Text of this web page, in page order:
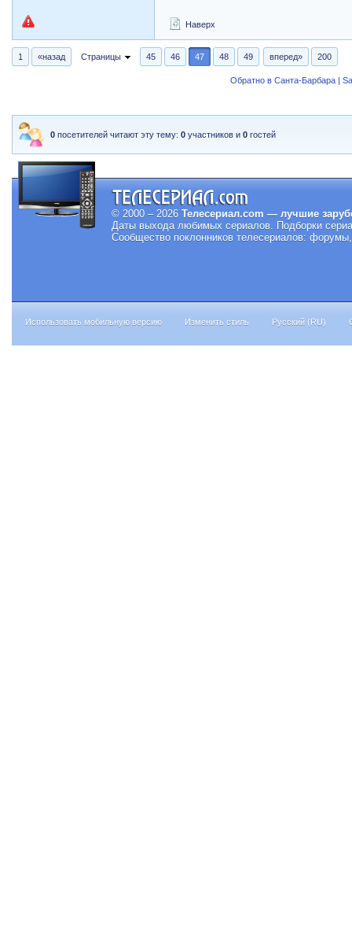
Наверх
1 «назад Страницы 45 46 47 48 49 вперед» 200
Обратно в Санта-Барбара |
0 посетителей читают эту тему:0 участников и0 гостей
© 2000 – 2026 Телесериал.com — лучшие
Даты выхода любимых сериалов. Подборки
Сообщество поклонников телесериалов:
Использовать мобильную версию Изменить стиль Русский (RU)